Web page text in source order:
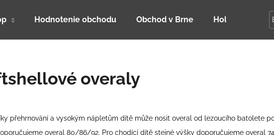
Hodnotenie obchodu Obchod v Brne Holky
overaly
přehrnování a vysokým nápletům dítě může nosit overal od lezoucího batolete
overal 80/86/92. Pro chodící dítě stejné výšky doporučujeme overal